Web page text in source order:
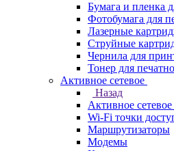
Бумага и пленка
Фотобумага для
Лазерные
Струйные
Чернила для
Тонер для
Активное сетевое
Назад
Активное сетевое
Wi-Fi точки
Маршрутизаторы
Модемы